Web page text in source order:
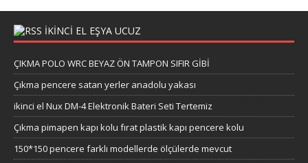
İKİNCİ EL EŞYA UCUZ
ÇIKMA POLO WRC BEYAZ ÖN TAMPON SIFIR GİBİ
Çıkma pencere satan yerler anadolu yakası
ikinci el Nux DM-4 Elektronik Bateri Seti Tertemiz
Çıkma pimapen kapı kolu fırat plastik kapı pencere kolu
150*150 pencere farklı modellerde ölçülerde mevcut